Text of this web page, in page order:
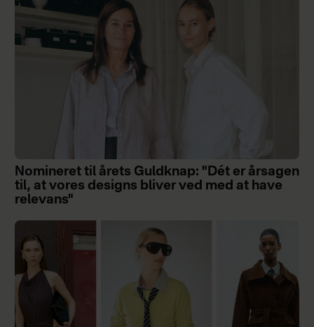
Nomineret til årets Guldknap: "Dét er årsagen
til, at vores designs bliver ved med at have
relevans"